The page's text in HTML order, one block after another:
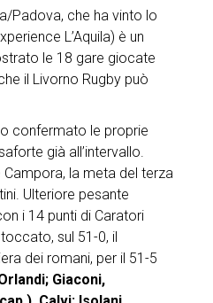
Padova, che ha vinto lo
L’Aquila) è un
le 18 gare giocate
il Livorno Rugby può
confermato le proprie
già all’intervallo.
la meta del terza
Ulteriore pesante
i 14 punti di Caratori
sul 51-0, il
dei romani, per il 51-5
Giaconi,